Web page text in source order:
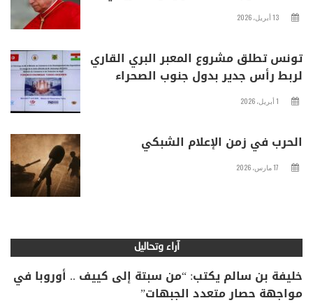
13 أبريل، 2026
تونس تطلق مشروع المعبر البري القاري
لربط رأس جدير بدول جنوب الصحراء
1 أبريل، 2026
الحرب في زمن الإعلام الشبكي
17 مارس، 2026
آراء وتحاليل
خليفة بن سالم يكتب: “من سبتة إلى كييف .. أوروبا في
مواجهة حصار متعدد الجبهات”